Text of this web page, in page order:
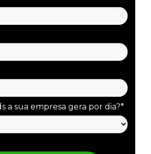
a sua empresa gera por dia?*